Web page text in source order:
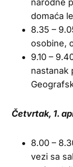
domaća
8.35 –
osobine,
9.10 –
nastanak
Četvrtak, 1.
8.00 –
vezi sa